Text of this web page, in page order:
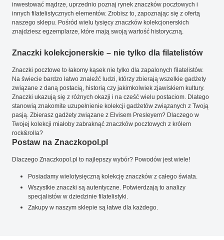
inwestować mądrze, uprzednio poznaj rynek znaczków pocztowych i
innych filatelistycznych elementów. Zrobisz to, zapoznając się z ofertą
naszego sklepu. Pośród wielu tysięcy znaczków kolekcjonerskich
znajdziesz egzemplarze, które mają swoją wartość historyczną.
Znaczki kolekcjonerskie – nie tylko dla filatelistów
Znaczki pocztowe to łakomy kąsek nie tylko dla zapalonych filatelistów.
Na świecie bardzo łatwo znaleźć ludzi, którzy zbierają wszelkie gadżety
związane z daną postacią, historią czy jakimkolwiek zjawiskiem kultury.
Znaczki ukazują się z różnych okazji i na cześć wielu postaciom. Dlatego
stanowią znakomite uzupełnienie kolekcji gadżetów związanych z Twoją
pasją. Zbierasz gadżety związane z Elvisem Presleyem? Dlaczego w
Twojej kolekcji miałoby zabraknąć znaczków pocztowych z królem
rock&rolla?
Postaw na Znaczkopol.pl
Dlaczego Znaczkopol.pl to najlepszy wybór? Powodów jest wiele!
Posiadamy wielotysięczną kolekcję znaczków z całego świata.
Wszystkie znaczki są autentyczne. Potwierdzają to analizy
specjalistów w dziedzinie filatelistyki.
Zakupy w naszym sklepie są łatwe dla każdego.